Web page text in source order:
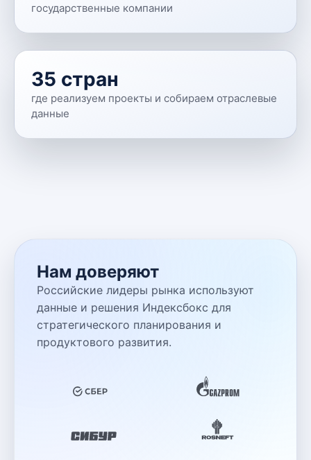
государственные компании
35 стран
где реализуем проекты и собираем отраслевые
данные
Нам доверяют
Российские лидеры рынка используют
данные и решения Индексбокс для
стратегического планирования и
продуктового развития.